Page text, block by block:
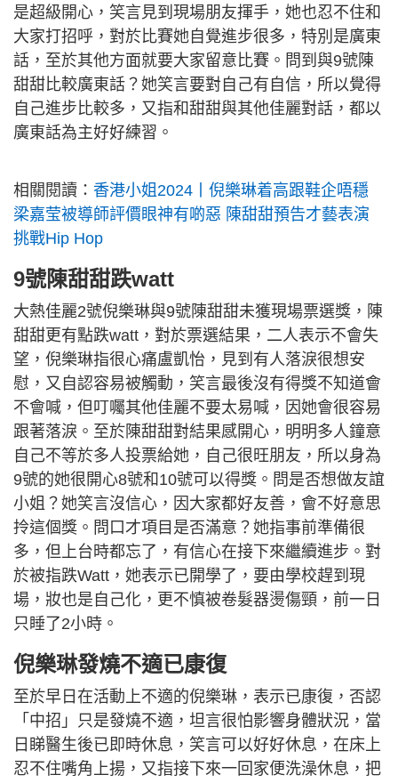
是超級開心，笑言見到現場朋友揮手，她也忍不住和
大家打招呼，對於比賽她自覺進步很多，特別是廣東
話，至於其他方面就要大家留意比賽。問到與9號陳
甜甜比較廣東話？她笑言要對自己有自信，所以覺得
自己進步比較多，又指和甜甜與其他佳麗對話，都以
廣東話為主好好練習。
相關閱讀： 香港小姐2024丨倪樂琳着高跟鞋企唔穩
梁嘉莹被導師評價眼神有啲惡 陳甜甜預告才藝表演
挑戰Hip Hop
9號陳甜甜跌watt
大熱佳麗2號倪樂琳與9號陳甜甜未獲現場票選獎，陳
甜甜更有點跌watt，對於票選結果，二人表示不會失
望，倪樂琳指很心痛盧凱怡，見到有人落淚很想安
慰，又自認容易被觸動，笑言最後沒有得獎不知道會
不會喊，但叮囑其他佳麗不要太易喊，因她會很容易
跟著落淚。至於陳甜甜對結果感開心，明明多人鐘意
自己不等於多人投票給她，自己很旺朋友，所以身為
9號的她很開心8號和10號可以得獎。問是否想做友誼
小姐？她笑言沒信心，因大家都好友善，會不好意思
拎這個獎。問口才項目是否滿意？她指事前準備很
多，但上台時都忘了，有信心在接下來繼續進步。對
於被指跌Watt，她表示已開學了，要由學校趕到現
場，妝也是自己化，更不慎被卷髮器燙傷頸，前一日
只睡了2小時。
倪樂琳發燒不適已康復
至於早日在活動上不適的倪樂琳，表示已康復，否認
「中招」只是發燒不適，坦言很怕影響身體狀況，當
日睇醫生後已即時休息，笑言可以好好休息，在床上
忍不住嘴角上揚，又指接下來一回家便洗澡休息，把